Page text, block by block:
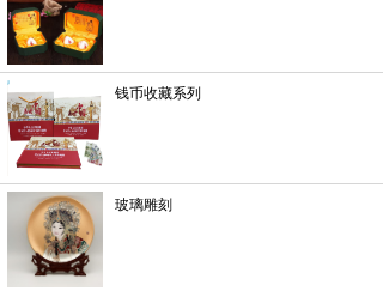
钱币收藏系列
玻璃雕刻